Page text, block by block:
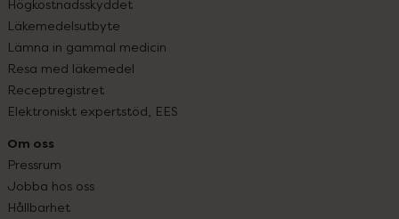
Högkostnadsskyddet
Läkemedelsutbyte
Lämna in gammal medicin
Resa med läkemedel
Receptregistret
Elektroniskt expertstöd, EES
Om oss
Pressrum
Jobba hos oss
Hållbarhet